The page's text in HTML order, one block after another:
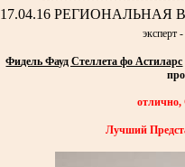
17.04.16
эксперт
Фидель Фауд Стеллета фо Астиларс
Лучший